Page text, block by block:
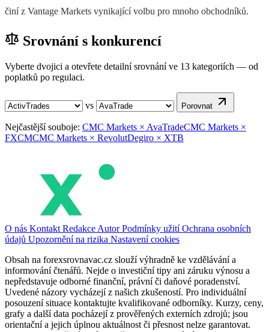
činí z Vantage Markets vynikající volbu pro mnoho obchodníků.
Srovnání s konkurencí
Vyberte dvojici a otevřete detailní srovnání ve 13 kategoriích — od
poplatků po regulaci.
vs Porovnat
Nejčastější souboje: CMC Markets × AvaTradeCMC Markets ×
FXCMCMC Markets × RevolutDegiro × XTB
O nás Kontakt Redakce AutorPodmínky užitíOchrana osobních
údajů Upozornění na rizika Nastavení cookies
Obsah na forexsrovnavac.cz slouží výhradně ke vzdělávání a
informování čtenářů. Nejde o investiční tipy ani záruku výnosu a
nepředstavuje odborné finanční, právní či daňové poradenství.
Uvedené názory vycházejí z našich zkušeností. Pro individuální
posouzení situace kontaktujte kvalifikované odborníky. Kurzy, ceny,
grafy a další data pocházejí z prověřených externích zdrojů; jsou
orientační a jejich úplnou aktuálnost či přesnost nelze garantovat.